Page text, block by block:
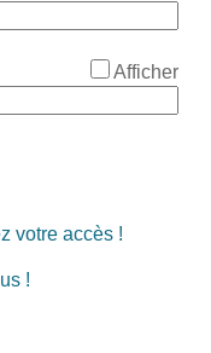
Afficher
votre accès !
!